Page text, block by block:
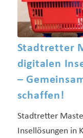
Stadtretter
digitalen
–
schaffen!
Stadtretter
Insellösungen in